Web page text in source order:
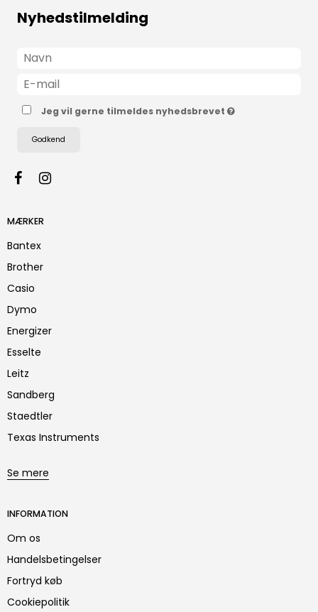
Nyhedstilmelding
Jeg vil gerne tilmeldes nyhedsbrevet
Godkend
MÆRKER
Bantex
Brother
Casio
Dymo
Energizer
Esselte
Leitz
Sandberg
Staedtler
Texas Instruments
Se mere
INFORMATION
Om os
Handelsbetingelser
Fortryd køb
Cookiepolitik